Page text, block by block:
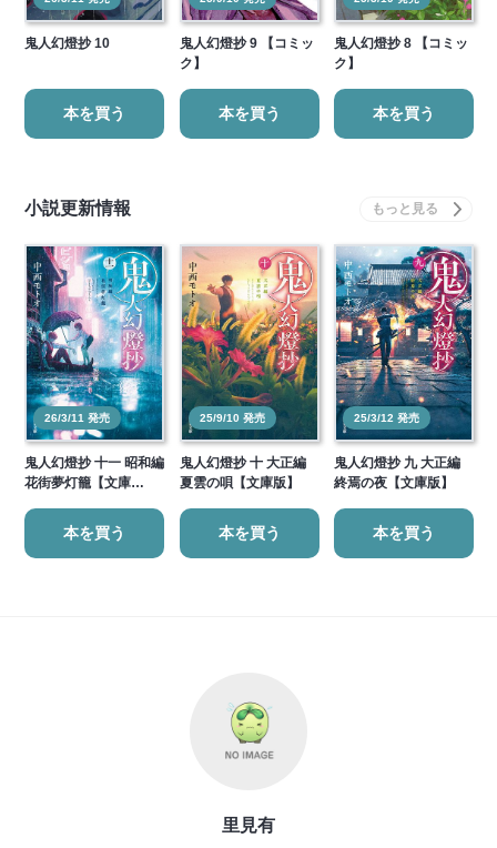
鬼人幻燈抄 10
本を買う
鬼人幻燈抄 9 【コミッ
ク】
本を買う
鬼人幻燈抄 8 【コミッ
ク】
本を買う
小説更新情報
26/3/11 発売
鬼人幻燈抄 十一 昭和編
花街夢灯籠【文庫…
本を買う
25/9/10 発売
鬼人幻燈抄 十 大正編
夏雲の唄【文庫版】
本を買う
25/3/12 発売
鬼人幻燈抄 九 大正編
終焉の夜【文庫版】
本を買う
里見有